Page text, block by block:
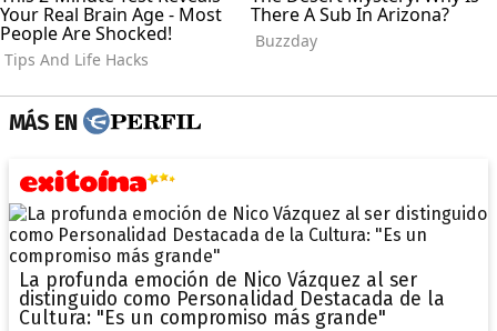
MÁS EN
La profunda emoción de Nico Vázquez al ser
distinguido como Personalidad Destacada de la
Cultura: "Es un compromiso más grande"